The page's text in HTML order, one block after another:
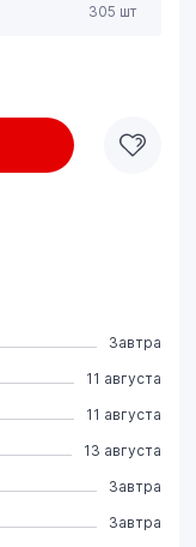
305 шт
Завтра
11 августа
11 августа
13 августа
Завтра
Завтра